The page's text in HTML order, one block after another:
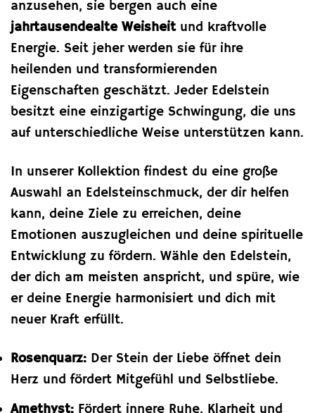
anzusehen, sie bergen auch eine
jahrtausendealte Weisheitund kraftvolle
Energie. Seit jeher werden sie für ihre
heilenden und transformierenden
Eigenschaften geschätzt. Jeder Edelstein
besitzt eine einzigartige Schwingung, die uns
auf unterschiedliche Weise unterstützen kann.
In unserer Kollektion findest du eine große
Auswahl an Edelsteinschmuck, der dir helfen
kann, deine Ziele zu erreichen, deine
Emotionen auszugleichen und deine spirituelle
Entwicklung zu fördern. Wähle den Edelstein,
der dich am meisten anspricht, und spüre, wie
er deine Energie harmonisiert und dich mit
neuer Kraft erfüllt.
Rosenquarz: Der Stein der Liebe öffnet dein
Herz und fördert Mitgefühl und Selbstliebe.
Amethyst: Fördert innere Ruhe, Klarheit und